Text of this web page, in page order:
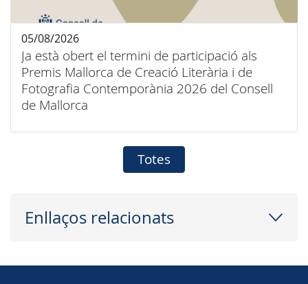
Ja està obert el termini de participació als
Premis Mallorca de Creació Literària i de
Fotografia Contemporània 2026 del Consell
de Mallorca
05/08/2026
Totes
Enllaços relacionats